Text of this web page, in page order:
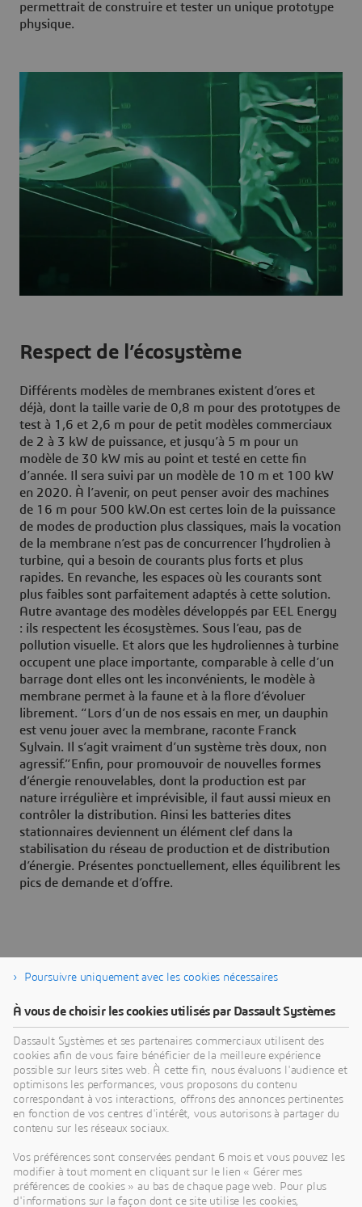
permettrait de construire et tester un unique prototype
physique.
Respect de l’écosystème
Différents modèles de membranes existent d’ores et
déjà, dont la taille varie de 0,8 m pour des prototypes de
test à 1,6 et 2,6 m pour de petit modèles commerciaux
de 2 à 3 kW de puissance, et jusqu’à 5 m pour un
modèle de 30 kW mis au point et testé en cette fin
d’année. Il sera suivi par un modèle de 10 m et 100 kW
en 2020. À l’avenir, on peut penser avoir des machines
de 16 m pour 500 kW.On est certes loin de la puissance
de modes de production plus classiques, mais la vocation
de la membrane n’est pas de concurrencer l’hydrolien à
turbine, qui a besoin de courants plus forts et plus
rapides. En revanche, les espaces où les courants sont
plus faibles sont parfaitement adaptés à cette solution.
Autre avantage des modèles développés par EEL Energy
: ils respectent les écosystèmes. Sous l’eau, pas de
pollution visuelle. Et alors que les hydroliennes à turbine
occupent une place importante, comparable à celle d’un
barrage dont elles ont les inconvénients, le modèle à
membrane permet à la faune et à la flore d’évoluer
librement. “Lors d’un de nos essais en mer, un dauphin
est venu jouer avec la membrane, raconte Franck
Sylvain. Il s’agit vraiment d’un système très doux, non
agressif.”Enfin, pour promouvoir de nouvelles formes
d’énergie renouvelables, dont la production est par
nature irrégulière et imprévisible, il faut aussi mieux en
contrôler la distribution. Ainsi les batteries dites
stationnaires deviennent un élément clef dans la
stabilisation du réseau de production et de distribution
d’énergie. Présentes ponctuellement, elles équilibrent les
pics de demande et d’offre.
Articles similaires
Au cœur des enjeux de
Poursuivre uniquement avec les cookies nécessaires
À vous de choisir les cookies utilisés par Dassault Systèmes
Dassault Systèmes et ses partenaires commerciaux utilisent des
cookies afin de vous faire bénéficier de la meilleure expérience
possible sur leurs sites web. À cette fin, nous évaluons l'audience et
optimisons les performances, vous proposons du contenu
correspondant à vos interactions, offrons des annonces pertinentes
en fonction de vos centres d'intérêt, vous autorisons à partager du
contenu sur les réseaux sociaux.
Vos préférences sont conservées pendant 6 mois et vous pouvez les
modifier à tout moment en cliquant sur le lien « Gérer mes
préférences de cookies » au bas de chaque page web. Pour plus
d'informations sur la façon dont ce site utilise les cookies,